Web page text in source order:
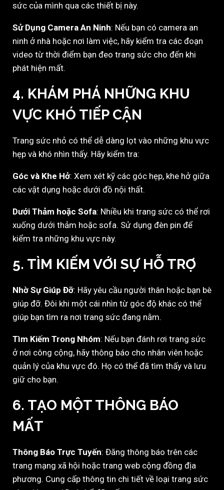
sức của mình qua các thiết bị này.
Sử Dụng Camera An Ninh: Nếu bạn có camera an
ninh ở nhà hoặc nơi làm việc, hãy kiểm tra các đoạn
video từ thời điểm bạn đeo trang sức cho đến khi
phát hiện mất.
4. KHÁM PHÁ NHỮNG KHU
VỰC KHÓ TIẾP CẬN
Trang sức nhỏ có thể dễ dàng lọt vào những khu vực
hẹp và khó nhìn thấy. Hãy kiểm tra:
Góc và Khe Hở: Xem xét kỹ các góc hẹp, khe hở giữa
các vật dụng hoặc dưới đồ nội thất.
Dưới Thảm hoặc Sofa: Nhiều khi trang sức có thể rơi
xuống dưới thảm hoặc sofa. Sử dụng đèn pin để
kiểm tra những khu vực này.
5. TÌM KIẾM VỚI SỰ HỖ TRỢ
Nhờ Sự Giúp Đỡ: Hãy yêu cầu người thân hoặc bạn bè
giúp đỡ. Đôi khi một cái nhìn từ góc độ khác có thể
giúp bạn tìm ra nơi trang sức đang nằm.
Tìm Kiếm Trong Nhóm: Nếu bạn đánh rơi trang sức
ở nơi công cộng, hãy thông báo cho nhân viên hoặc
quản lý của khu vực đó. Họ có thể đã tìm thấy và lưu
giữ cho bạn.
6. TẠO MỘT THÔNG BÁO
MẤT
Thông Báo Trực Tuyến: Đăng thông báo trên các
trang mạng xã hội hoặc trang web cộng đồng địa
phương. Cung cấp thông tin chi tiết về loại trang sức